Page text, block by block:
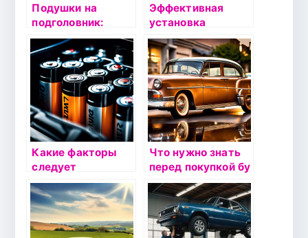
Подушки на
подголовник:
комфорт и стиль
для вашего
автомобиля
Эффективная
установка
автомобильной
сигнализации в
СПб:
оптимальные
решения для
безопасности
вашего
автомобиля
Какие факторы
следует
учитывать при
выборе ёмкости
аккумулятора для
автомобиля?
Что нужно знать
перед покупкой бу
автомобиля:
секреты
экспертов